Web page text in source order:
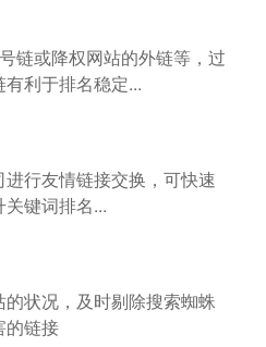
链或降权网站的外链等，过
利于排名稳定...
行友情链接交换，可快速
键词排名...
状况，及时剔除搜索蜘蛛
的链接